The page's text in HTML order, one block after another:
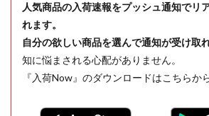
人気商品の入荷速報をプッシュ通知でリ
れます。
自分の欲しい商品を選んで通知が受け取
知に悩まされる心配がありません。
『入荷Now』のダウンロードはこちらか